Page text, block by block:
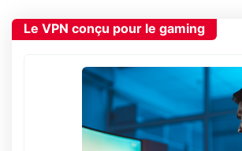
Le VPN conçu pour le gaming